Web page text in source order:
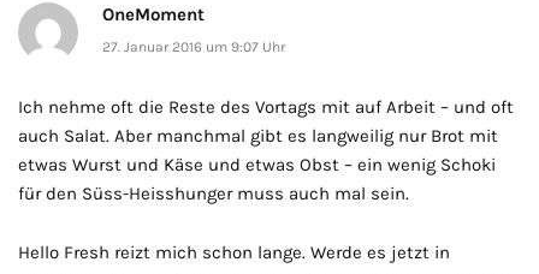
OneMoment
27. Januar 2016 um 9:07 Uhr
Ich nehme oft die Reste des Vortags mit auf Arbeit – und oft
auch Salat. Aber manchmal gibt es langweilig nur Brot mit
etwas Wurst und Käse und etwas Obst – ein wenig Schoki
für den Süss-Heisshunger muss auch mal sein.
Hello Fresh reizt mich schon lange. Werde es jetzt in